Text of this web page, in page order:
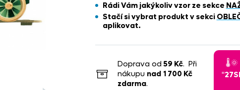
Rádi Vám jakýkoliv vzor ze sekce
Stačí si vybrat produkt v sekci
aplikovat.
Doprava od 59 Kč. Při
nákupu nad 1 700 Kč
zdarma.
🌡️🌞
"